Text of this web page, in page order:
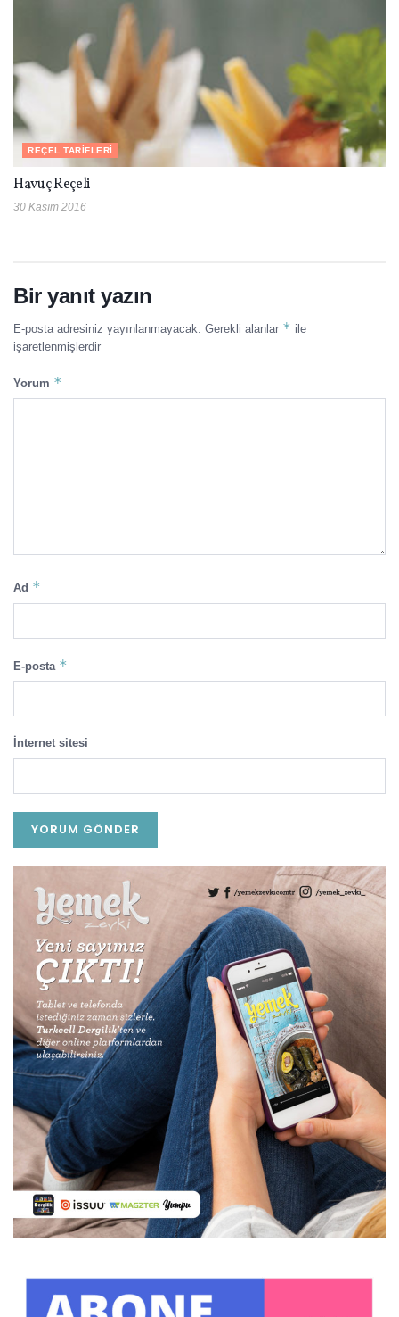
REÇEL TARIFLERI
Havuç Reçeli
30 Kasım 2016
Bir yanıt yazın
E-posta adresiniz yayınlanmayacak. Gerekli alanlar * ile
işaretlenmişlerdir
Yorum *
Ad *
E-posta *
İnternet sitesi